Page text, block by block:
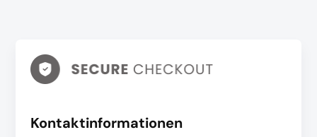
Kontaktinformationen